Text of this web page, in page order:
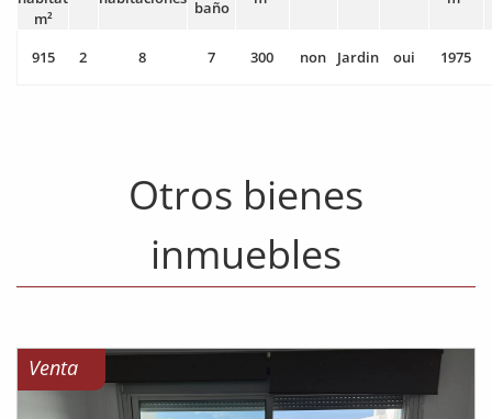
m²
baño
915 2 8 7 300 non Jardin oui 1975
Otros bienes
inmuebles
Venta